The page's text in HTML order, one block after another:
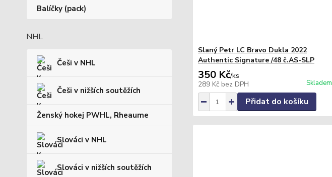
Balíčky (pack)
NHL
Češi v NHL
Češi v nižších soutěžích
Ženský hokej PWHL, Rheaume
Slováci v NHL
Slováci v nižších soutěžích
Slaný Petr LC Bravo Dukla 2022
Authentic Signature /48 č.AS-SLP
350 Kč/ks
289 Kč bez DPH Skladem
Přidat do košíku